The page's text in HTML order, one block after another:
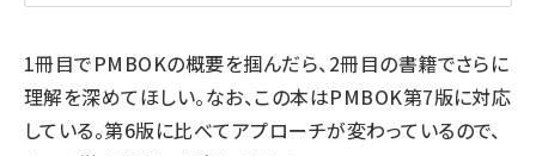
1冊目でPMBOKの概要を掴んだら、2冊目の書籍でさらに
理解を深めてほしい。なお、この本はPMBOK第7版に対応
している。第6版に比べてアプローチが変わっているので、